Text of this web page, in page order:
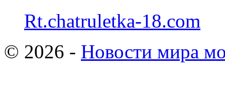
Rt.chatruletka-18.com
© 2026 - Новости мира